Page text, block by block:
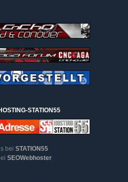
STATION55
bei STATION55
SEOWebhoster